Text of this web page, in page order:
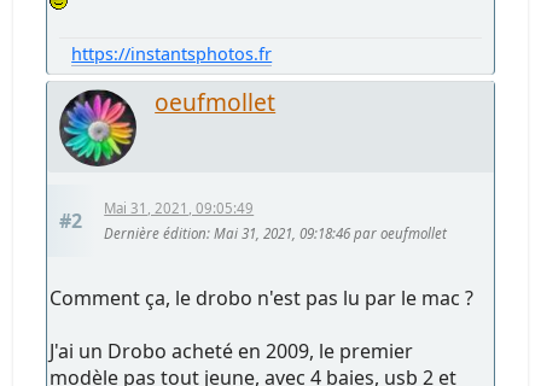
https://instantsphotos.fr
oeufmollet
#2
Mai 31, 2021, 09:05:49
Dernière édition: Mai 31, 2021, 09:18:46 par oeufmollet
Comment ça, le drobo n'est pas lu par le mac ?
J'ai un Drobo acheté en 2009, le premier
modèle pas tout jeune, avec 4 baies, usb 2 et